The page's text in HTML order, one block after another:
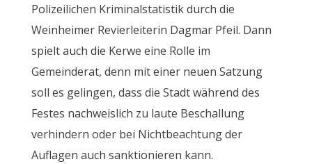
Polizeilichen Kriminalstatistik durch die
Weinheimer Revierleiterin Dagmar Pfeil. Dann
spielt auch die Kerwe eine Rolle im
Gemeinderat, denn mit einer neuen Satzung
soll es gelingen, dass die Stadt während des
Festes nachweislich zu laute Beschallung
verhindern oder bei Nichtbeachtung der
Auflagen auch sanktionieren kann.